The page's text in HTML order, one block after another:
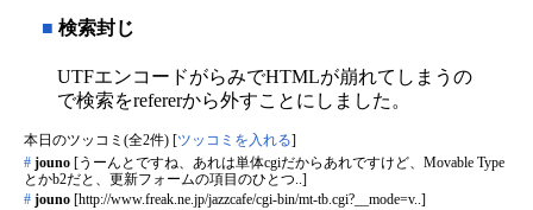
■ 検索封じ
UTFエンコードがらみでHTMLが崩れてしまうの
で検索をrefererから外すことにしました。
本日のツッコミ(全2件) [ツッコミを入れる]
# jouno [うーんとですね、あれは単体cgiだからあれですけど、Movable Type
とかb2だと、更新フォームの項目のひとつ..]
# jouno [http://www.freak.ne.jp/jazzcafe/cgi-bin/mt-tb.cgi?__mode=v..]